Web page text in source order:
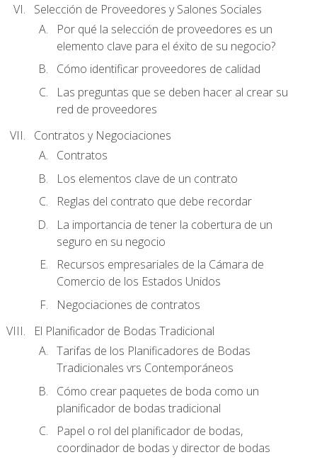
Selección de Proveedores y Salones Sociales
Por qué la selección de proveedores es un
elemento clave para el éxito de su negocio?
Cómo identificar proveedores de calidad
Las preguntas que se deben hacer al crear su
red de proveedores
Contratos y Negociaciones
Contratos
Los elementos clave de un contrato
Reglas del contrato que debe recordar
La importancia de tener la cobertura de un
seguro en su negocio
Recursos empresariales de la Cámara de
Comercio de los Estados Unidos
Negociaciones de contratos
El Planificador de Bodas Tradicional
Tarifas de los Planificadores de Bodas
Tradicionales vrs Contemporáneos
Cómo crear paquetes de boda como un
planificador de bodas tradicional
Papel o rol del planificador de bodas,
coordinador de bodas y director de bodas